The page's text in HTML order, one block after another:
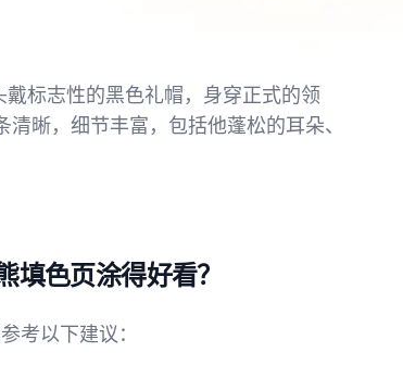
标志性的黑色礼帽，身穿正式的领
晰，细节丰富，包括他蓬松的耳朵、
填色页涂得好看？
考以下建议：